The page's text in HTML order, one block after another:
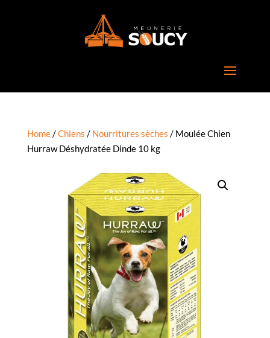
Home/Chiens / Nourritures sèches / Moulée Chien
Hurraw Déshydratée Dinde 10 kg